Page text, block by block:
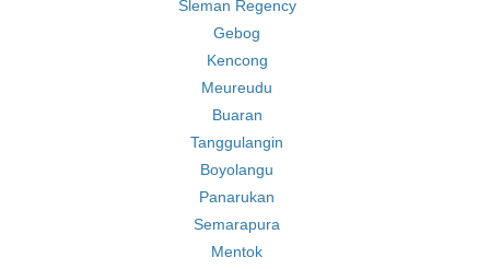
Sleman Regency
Gebog
Kencong
Meureudu
Buaran
Tanggulangin
Boyolangu
Panarukan
Semarapura
Mentok